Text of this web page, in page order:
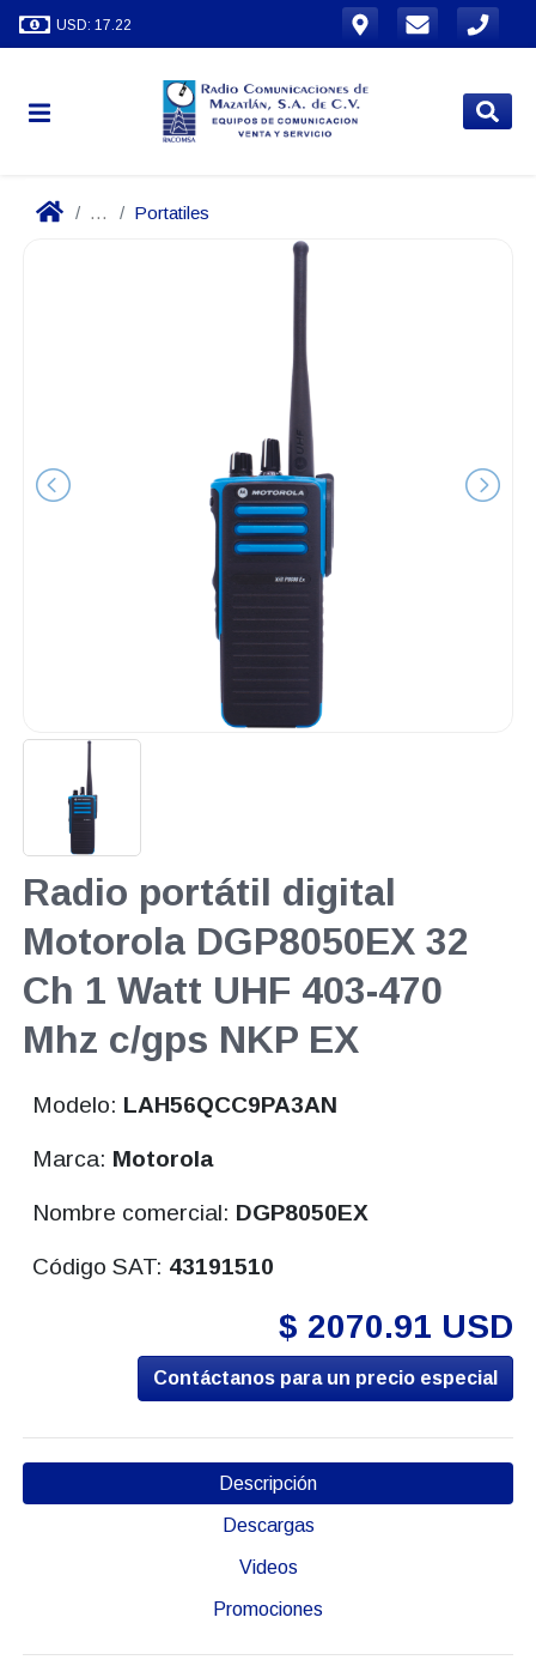
USD: 17.22
... Portatiles
Radio portátil digital
Motorola DGP8050EX 32
Ch 1 Watt UHF 403-470
Mhz c/gps NKP EX
Modelo: LAH56QCC9PA3AN
Marca: Motorola
Nombre comercial: DGP8050EX
Código SAT: 43191510
$ 2070.91 USD
Contáctanos para un precio especial
Descripción
Descargas
Videos
Promociones